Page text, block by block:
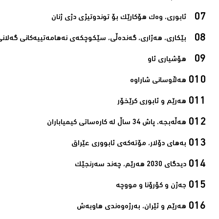
ئابوری، وەك هۆکارێک بۆ توندوتیژی دژی ژنان‌
بێکاری، هەژاری، گەندەڵی، سێکوچکەی نەهامەتییەکانی
هۆشیاری ئاو‌
هەڵاوسانی شاراوە‌
هەرێم و ئابوری کرێخۆر‌
هەڵەبجە، پاش 34 ساڵ لە کارەساتی کیمیاباران‌
بەهای دۆلار، مۆتەکەی ئابووری عێراق‌
دیدگای 2030 هەرێم، چەند سەرنجێک‌
جەژن و کۆرۆنا و مووچە‌
هەرێم و ئێران، بەرژەوەندی هاوبەش‌